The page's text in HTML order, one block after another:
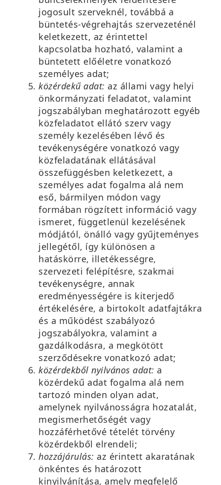
jogosult szerveknél, továbbá a
büntetés-végrehajtás szervezeténél
keletkezett, az érintettel
kapcsolatba hozható, valamint a
büntetett előéletre vonatkozó
személyes adat;
közérdekű adat: az állami vagy helyi
önkormányzati feladatot, valamint
jogszabályban meghatározott egyéb
közfeladatot ellátó szerv vagy
személy kezelésében lévő és
tevékenységére vonatkozó vagy
közfeladatának ellátásával
összefüggésben keletkezett, a
személyes adat fogalma alá nem
eső, bármilyen módon vagy
formában rögzített információ vagy
ismeret, függetlenül kezelésének
módjától, önálló vagy gyűjteményes
jellegétől, így különösen a
hatáskörre, illetékességre,
szervezeti felépítésre, szakmai
tevékenységre, annak
eredményességére is kiterjedő
értékelésére, a birtokolt adatfajtákra
és a működést szabályozó
jogszabályokra, valamint a
gazdálkodásra, a megkötött
szerződésekre vonatkozó adat;
közérdekből nyilvános adat: a
közérdekű adat fogalma alá nem
tartozó minden olyan adat,
amelynek nyilvánosságra hozatalát,
megismerhetőségét vagy
hozzáférhetővé tételét törvény
közérdekből elrendeli;
hozzájárulás: az érintett akaratának
önkéntes és határozott
kinyilvánítása, amely megfelelő